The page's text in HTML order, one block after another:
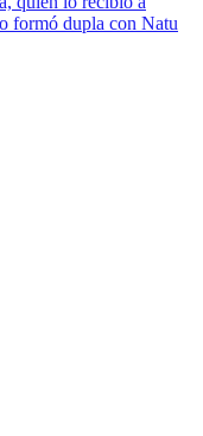
formó dupla con Natu